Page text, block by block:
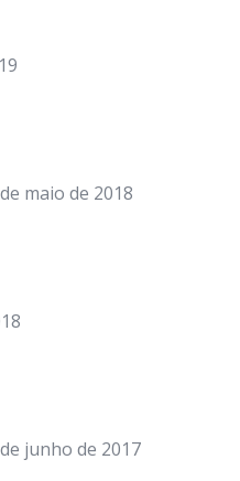
maio de 2018
junho de 2017